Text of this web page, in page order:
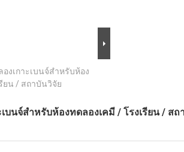
งเกาะเบนจ์สําหรับห้อง
ยน / สถาบันวิจัย
บนจ์สําหรับห้องทดลองเคมี / โรงเรียน / สถ